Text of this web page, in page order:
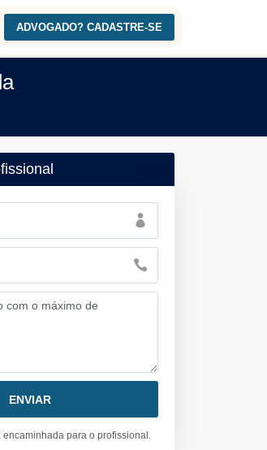
ADVOGADO? CADASTRE-SE
encaminhada para o profissional.